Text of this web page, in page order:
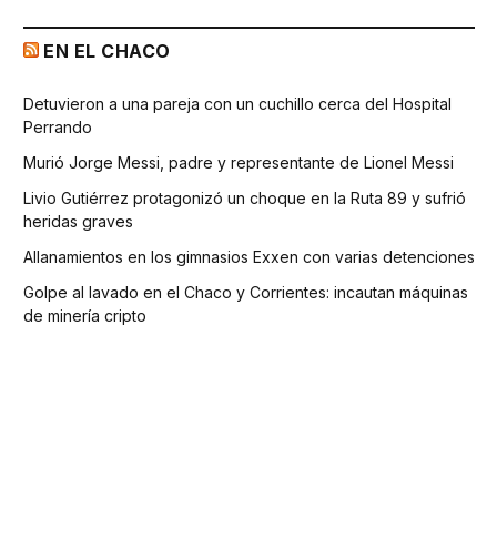
EN EL CHACO
Detuvieron a una pareja con un cuchillo cerca del Hospital
Perrando
Murió Jorge Messi, padre y representante de Lionel Messi
Livio Gutiérrez protagonizó un choque en la Ruta 89 y sufrió
heridas graves
Allanamientos en los gimnasios Exxen con varias detenciones
Golpe al lavado en el Chaco y Corrientes: incautan máquinas
de minería cripto